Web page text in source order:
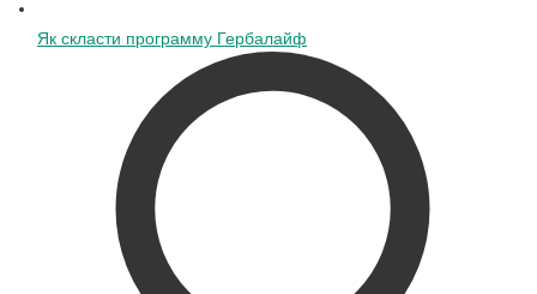
Як скласти программу Гербалайф